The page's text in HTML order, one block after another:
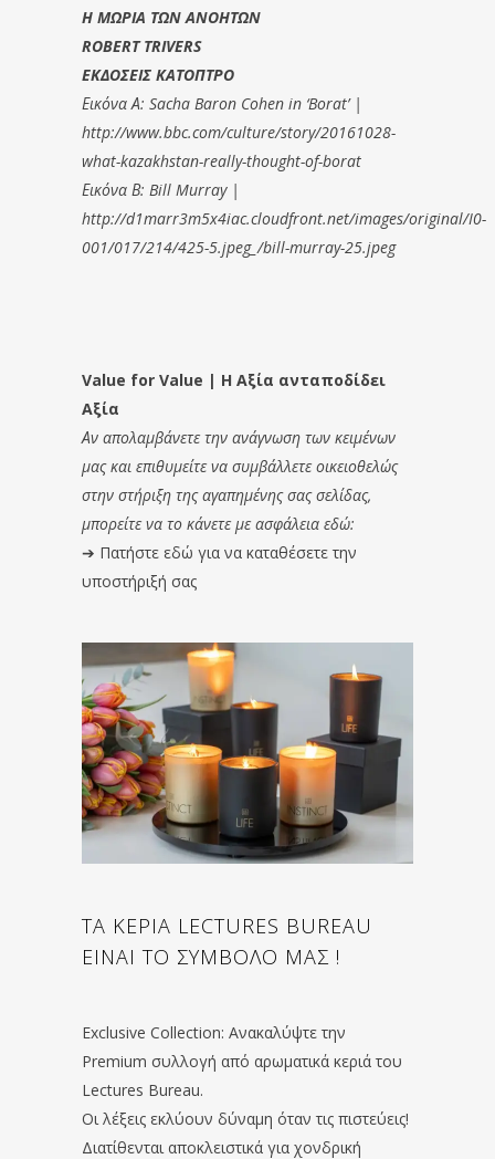
Η ΜΩΡΙΑ ΤΩΝ ΑΝΟΗΤΩΝ
ROBERT TRIVERS
ΕΚΔΟΣΕΙΣ ΚΑΤΟΠΤΡΟ
Εικόνα Α: Sacha Baron Cohen in ‘Borat’ |
http://www.bbc.com/culture/story/20161028-
what-kazakhstan-really-thought-of-borat
Εικόνα Β: Bill Murray |
http://d1marr3m5x4iac.cloudfront.net/images/original/I0-
001/017/214/425-5.jpeg_/bill-murray-25.jpeg
Value for Value | Η Αξία ανταποδίδει
Αξία
Αν απολαμβάνετε την ανάγνωση των κειμένων
μας και επιθυμείτε να συμβάλλετε οικειοθελώς
στην στήριξη της αγαπημένης σας σελίδας,
μπορείτε να το κάνετε με ασφάλεια εδώ:
➔ Πατήστε εδώ για να καταθέσετε την
υποστήριξή σας
ΤΑ ΚΕΡΙΑ LECTURES BUREAU
ΕΙΝΑΙ ΤΟ ΣΥΜΒΟΛΟ ΜΑΣ !
Exclusive Collection: Ανακαλύψτε την
Premium συλλογή από αρωματικά κεριά του
Lectures Bureau.
Οι λέξεις εκλύουν δύναμη όταν τις πιστεύεις!
Διατίθενται αποκλειστικά για χονδρική